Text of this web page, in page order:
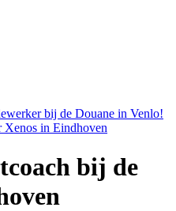
bij de Douane in Venlo!
Xenos in Eindhoven
bij de